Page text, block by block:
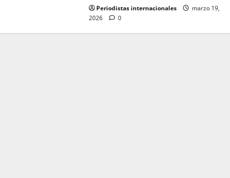
Periodistas internacionales
marzo 19,
2026
0